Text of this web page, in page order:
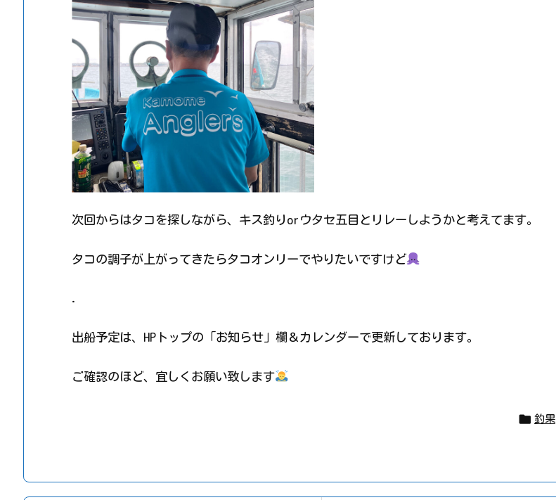
次回からはタコを探しながら、キス釣りorウタセ五目とリレーしようかと考えてます。
タコの調子が上がってきたらタコオンリーでやりたいですけど
.
出船予定は、HPトップの「お知らせ」欄＆カレンダーで更新しております。
ご確認のほど、宜しくお願い致します
 釣果